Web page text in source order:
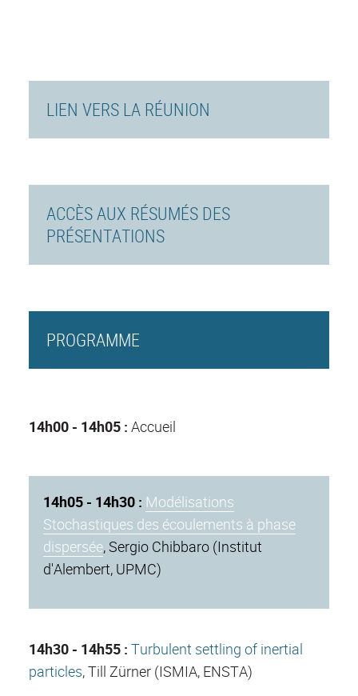
LIEN VERS LA RÉUNION
ACCÈS AUX RÉSUMÉS DES
PRÉSENTATIONS
PROGRAMME
14h00 - 14h05 : Accueil
14h05 - 14h30 : Modélisations
Stochastiques des écoulements à phase
dispersée, Sergio Chibbaro (Institut
d'Alembert, UPMC)
14h30 - 14h55 : Turbulent settling of inertial
particles, Till Zürner (ISMIA, ENSTA)